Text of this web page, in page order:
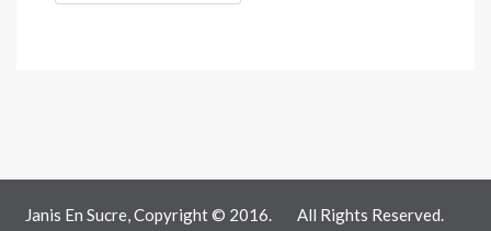
Janis En Sucre, Copyright © 2016. All Rights Reserved.